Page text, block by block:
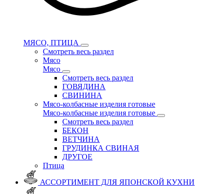
МЯСО, ПТИЦА
Смотреть весь раздел
Мясо
Мясо
Смотреть весь раздел
ГОВЯДИНА
СВИНИНА
Мясо-колбасные изделия готовые
Мясо-колбасные изделия готовые
Смотреть весь раздел
БЕКОН
ВЕТЧИНА
ГРУДИНКА СВИНАЯ
ДРУГОЕ
Птица
АССОРТИМЕНТ ДЛЯ ЯПОНСКОЙ КУХНИ